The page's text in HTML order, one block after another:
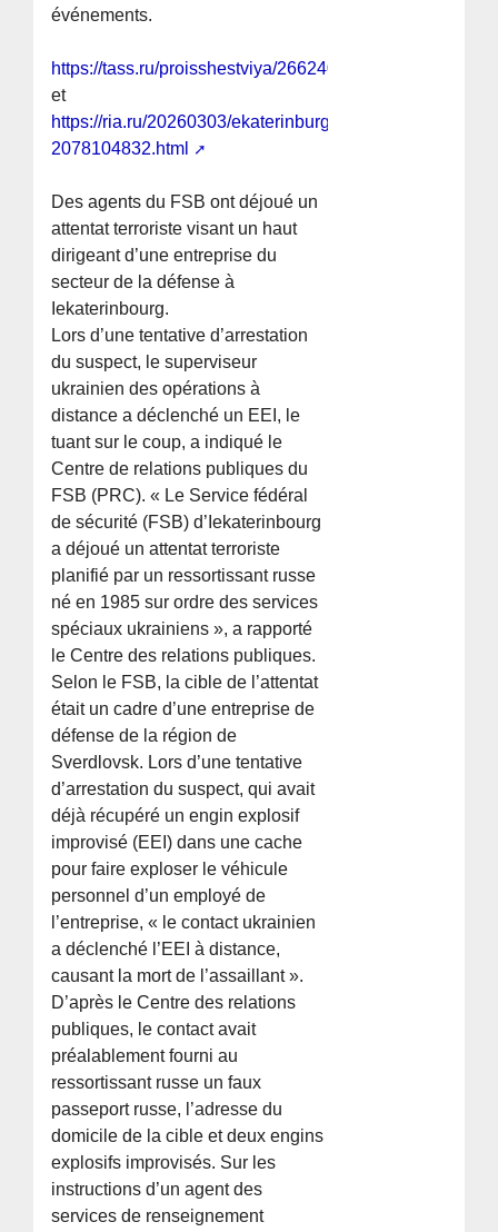
événements.
https://tass.ru/proisshestviya/26624075
et
https://ria.ru/20260303/ekaterinburg-
2078104832.html
Des agents du FSB ont déjoué un
attentat terroriste visant un haut
dirigeant d’une entreprise du
secteur de la défense à
Iekaterinbourg.
Lors d’une tentative d’arrestation
du suspect, le superviseur
ukrainien des opérations à
distance a déclenché un EEI, le
tuant sur le coup, a indiqué le
Centre de relations publiques du
FSB (PRC). « Le Service fédéral
de sécurité (FSB) d’Iekaterinbourg
a déjoué un attentat terroriste
planifié par un ressortissant russe
né en 1985 sur ordre des services
spéciaux ukrainiens », a rapporté
le Centre des relations publiques.
Selon le FSB, la cible de l’attentat
était un cadre d’une entreprise de
défense de la région de
Sverdlovsk. Lors d’une tentative
d’arrestation du suspect, qui avait
déjà récupéré un engin explosif
improvisé (EEI) dans une cache
pour faire exploser le véhicule
personnel d’un employé de
l’entreprise, « le contact ukrainien
a déclenché l’EEI à distance,
causant la mort de l’assaillant ».
D’après le Centre des relations
publiques, le contact avait
préalablement fourni au
ressortissant russe un faux
passeport russe, l’adresse du
domicile de la cible et deux engins
explosifs improvisés. Sur les
instructions d’un agent des
services de renseignement